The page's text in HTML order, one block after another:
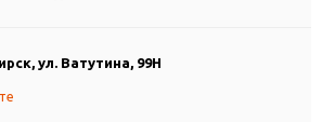
ул. Ватутина, 99Н